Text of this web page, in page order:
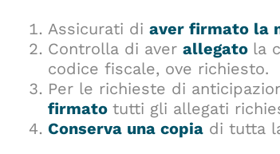
Assicurati di aver firmato la
Controlla di aver allegato la
codice fiscale, ove richiesto.
Per le richieste di
firmato tutti gli allegati
Conserva una copia di tutta